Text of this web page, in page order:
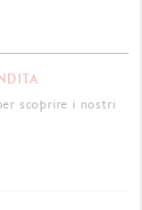
diametro di 0,7 mm
per mine accessibile
scoprire i nostri